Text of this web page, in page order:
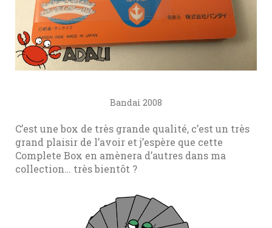
Bandai 2008
C’est une box de très grande qualité, c’est un très
grand plaisir de l’avoir et j’espère que cette
Complete Box en amènera d’autres dans ma
collection… très bientôt ?